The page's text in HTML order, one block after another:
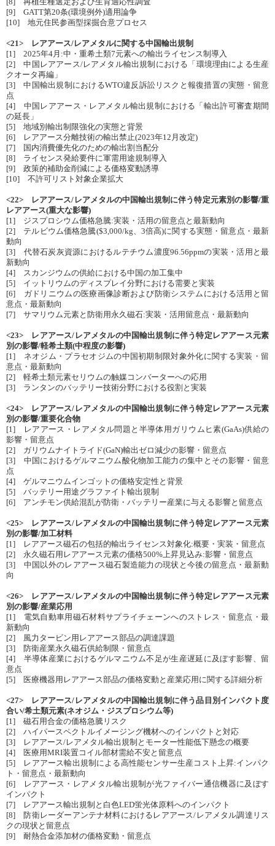
[8] 再植生種選定および生育適応性調査
[9] GATT第20条(環境例外)適用論争
[10] 地元住民参画型採掘合意プロセス
<21> レアアース/レアメタルに関する中国輸出規制
[1] 2025年4月:中・重希土類7元素への輸出ライセンス制導入
[2] 中国レアアース/レアメタル輸出規制における「環境理由による生産
クオータ再編」
[3] 中国輸出規制におけるWTO違反訴訟リスクと報復措置の実態・留意
点
[4] 中国レアアース・レアメタル輸出規制における「輸出許可審査期間
の延長」
[5] 地域別輸出制限強化の実態と背景
[6] レアアース分離技術の輸出禁止(2023年12月改定)
[7] 国内消費優先化のための輸出割当配分
[8] ライセンス発給要件に軍需用途規制導入
[9] 政策的補助金削減による価格変動誘導
[10] 不許可リスト対象企業拡大
<22> レアアース/レアメタルの中国輸出規制に伴う特定元素別の影響/重
レアアース(重大な影響)
[1] ジスプロシウム価格急騰:実装・活用の留意点と最新動向
[2] テルビウム価格急騰($3,000/kg、3倍高)に関する実態・留意点・最新
動向
[3] 代替石炭灰資源におけるルテチウム濃度96.56ppmの実装・活用と最
新動向
[4] スカンジウムの供給における中国の加工集中
[5] イットリウムのディスプレイ分野における需要と実装
[6] ガドリニウムの医療画像診断および防衛システムにおける活用と留
意点・最新動向
[7] サマリウム元素と防衛用永久磁石:実装・活用留意点・最新動向
<23> レアアース/レアメタルの中国輸出規制に伴う特定レアアース元素
別の影響/軽希土類(中程度の影響)
[1] ネオジム・プラセオジムの中国初期制限対象外化に関する実装・留
意点・最新動向
[2] 軽希土類元素セリウムの触媒コンバーターへの応用
[3] ランタンのバッテリー技術分野における役割と実装
<24> レアアース/レアメタルの中国輸出規制に伴う特定レアアース元素
別の影響/重要化合物
[1] レアアース・レアメタル問題と半導体用ガリウムヒ素(GaAs)供給の
影響・留意点
[2] ガリウムナイトライド(GaN)輸出ゼロ減少の影響・留意点
[3] 中国におけるゲルマニウム酸化物加工能力の集中とその影響・留意
点
[4] ゲルマニウムインゴットの価格安定性と背景
[5] バッテリー用途グラファイト輸出規制
[6] アンチモン供給混乱が防衛・バッテリー産業に与える影響と留意点
<25> レアアース/レアメタルの中国輸出規制に伴う特定レアアース元素
別の影響/加工材料
[1] レアアース磁石の包括的輸出ライセンス対象化:概要・実装・留意点
[2] 永久磁石用レアアース元素の価格500%上昇見込み:影響・留意点
[3] 中国以外のレアアース磁石製造能力の現状と今後の留意点・最新動
向
<26> レアアース/レアメタルの中国輸出規制に伴う特定レアアース元素
別の影響/産業応用
[1] 電気自動車用磁石材料サプライチェーンへのストレス・留意点・最
新動向
[2] 風力タービン用レアアース部品の調達課題
[3] 防衛産業永久磁石供給制限・留意点
[4] 半導体産業におけるゲルマニウム不足が生産遅延に及ぼす影響、留
意点
[5] 医療機器用レアアース部品の価格変動と産業応用に関する詳細分析
<27> レアアース/レアメタルの中国輸出規制に伴う品目別インパクト度
合い/希土類元素(ネオジム・ジスプロシウム等)
[1] 磁石用合金の価格急騰リスク
[2] ハイパースペクトルイメージング機材へのインパクトと対応
[3] レアアース/レアメタル輸出規制とモーター性能低下懸念の概要
[4] 医療用MRI装置コイル部材需給不安と留意点
[5] レアアース輸出規制による高性能センサー生産コスト上昇:インパク
ト・留意点・最新動向
[6] レアアース・レアメタル輸出規制が光ファイバー通信機器に及ぼす
インパクト
[7] レアアース輸出規制と白色LED蛍光体原料へのインパクト
[8] 防衛レーダーアンテナ材料におけるレアアース/レアメタル調達リス
クの現状と留意点
[9] 耐熱合金添加材の価格変動・留意点